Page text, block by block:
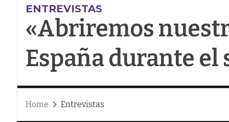
ENTREVISTAS
«Abriremos
España durante el
Home Entrevistas